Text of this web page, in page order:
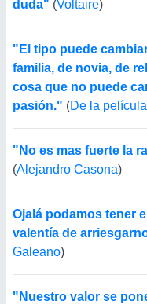
duda" (Voltaire)
"El tipo puede
familia, de novia, de
cosa que no puede
pasión." (De la
"No es mas fuerte la
(Alejandro Casona)
Ojalá podamos tener
valentía de
Galeano)
"Nuestro valor se